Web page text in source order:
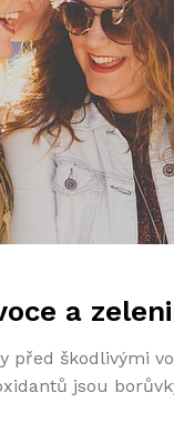
a
před škodlivými
jsou